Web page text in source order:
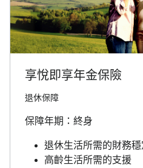
享悅即享年金保險
退休保障
保障年期：終身
退休生活所需的財務穩
高齡生活所需的支援